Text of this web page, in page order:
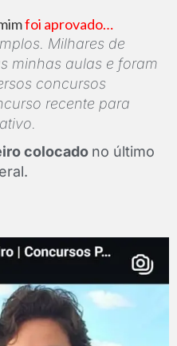
foi aprovado…
Milhares de
minhas aulas e foram
concursos
recente para
colocado no último